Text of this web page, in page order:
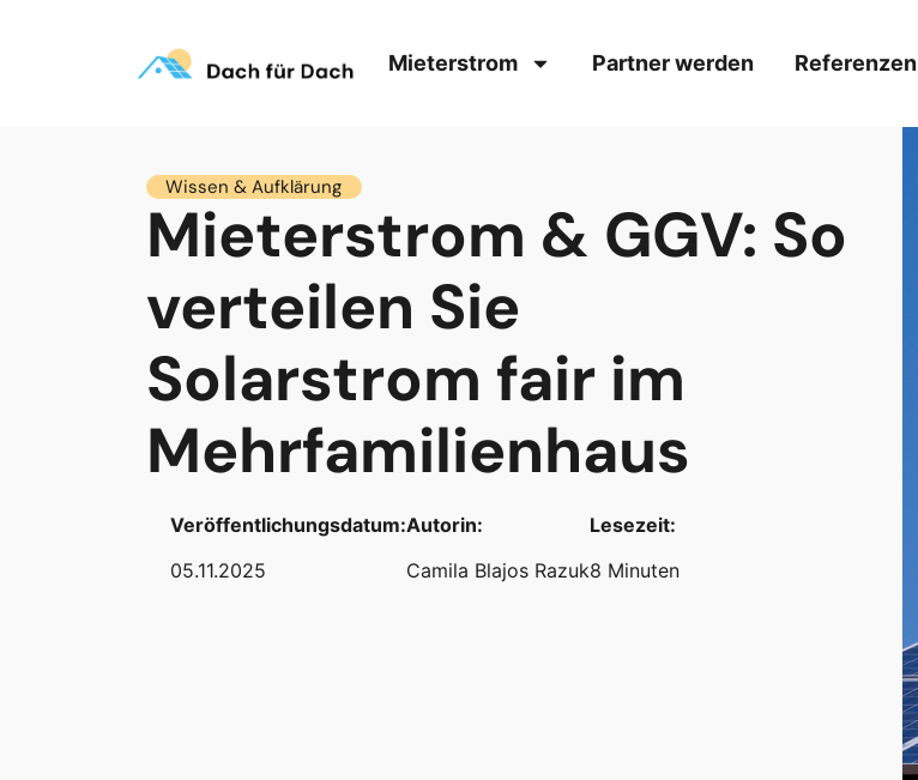
Mieterstrom Partner werden Referenzen
Wissen & Aufklärung
Mieterstrom & GGV: So
verteilen Sie
Solarstrom fair im
Mehrfamilienhaus
Veröffentlichungsdatum:
05.11.2025
Autorin:
Camila Blajos Razuk
Lesezeit:
8 Minuten